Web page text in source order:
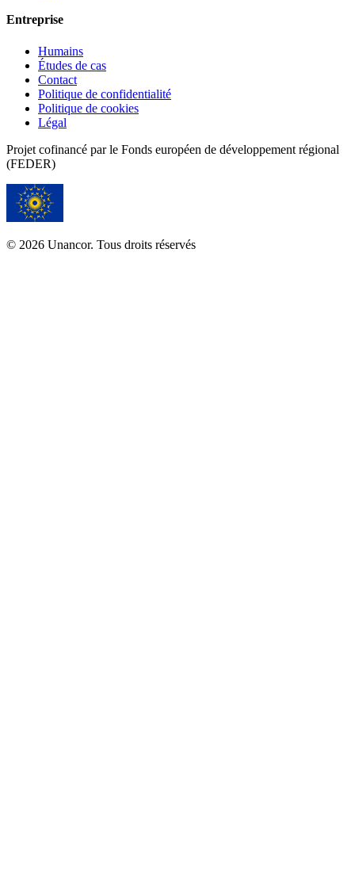
Entreprise
Humains
Études de cas
Contact
Politique de confidentialité
Politique de cookies
Légal
Projet cofinancé par le Fonds européen de développement régional
(FEDER)
© 2026 Unancor. Tous droits réservés